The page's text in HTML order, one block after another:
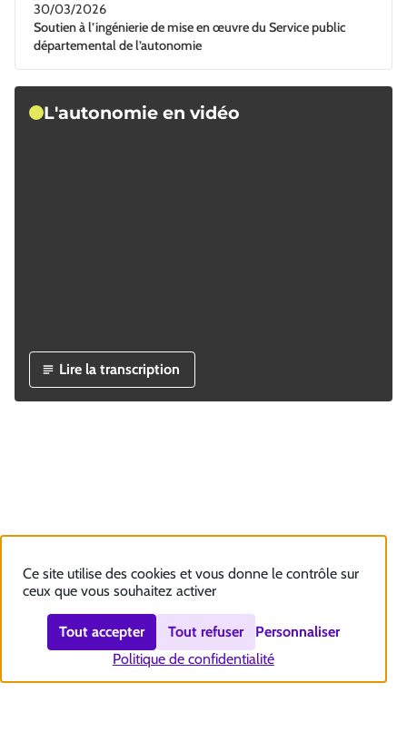
30/03/2026
Soutien à l’ingénierie de mise en œuvre du Service public
départemental de l’autonomie
L'autonomie en vidéo
Lire la transcription
Ce site utilise des cookies et vous donne le contrôle sur
ceux que vous souhaitez activer
Tout accepter Tout refuser
Personnaliser
Politique de confidentialité